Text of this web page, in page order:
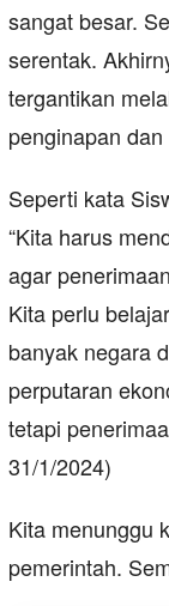
sangat besar.
serentak.
tergantikan
penginapan
Seperti kata
“Kita harus
agar
Kita perlu
banyak negara
perputaran
tetapi
31/1/2024)
Kita menunggu
pemerintah.